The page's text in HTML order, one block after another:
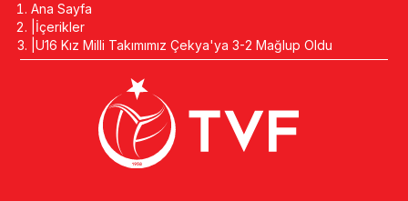
Ana Sayfa
İçerikler
U16 Kız Milli Takımımız Çekya'ya 3-2 Mağlup Oldu